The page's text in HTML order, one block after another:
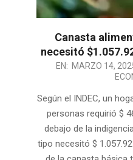
Canasta
necesitó
2025-
14
EN: MARZO 14,
Según el INDEC, un
personas requirió $
debajo de la
tipo necesitó $